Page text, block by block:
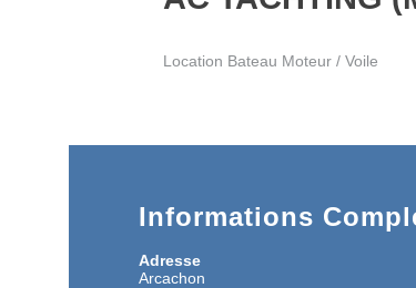
Location Bateau Moteur / Voile
Informations
Adresse
Arcachon